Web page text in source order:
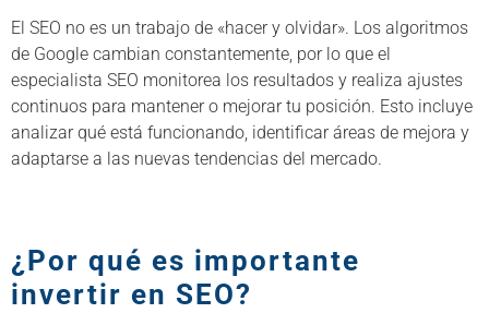
El SEO no es un trabajo de «hacer y olvidar». Los algoritmos
de Google cambian constantemente, por lo que el
especialista SEO monitorea los resultados y realiza ajustes
continuos para mantener o mejorar tu posición. Esto incluye
analizar qué está funcionando, identificar áreas de mejora y
adaptarse a las nuevas tendencias del mercado.
¿Por qué es importante
invertir en SEO?